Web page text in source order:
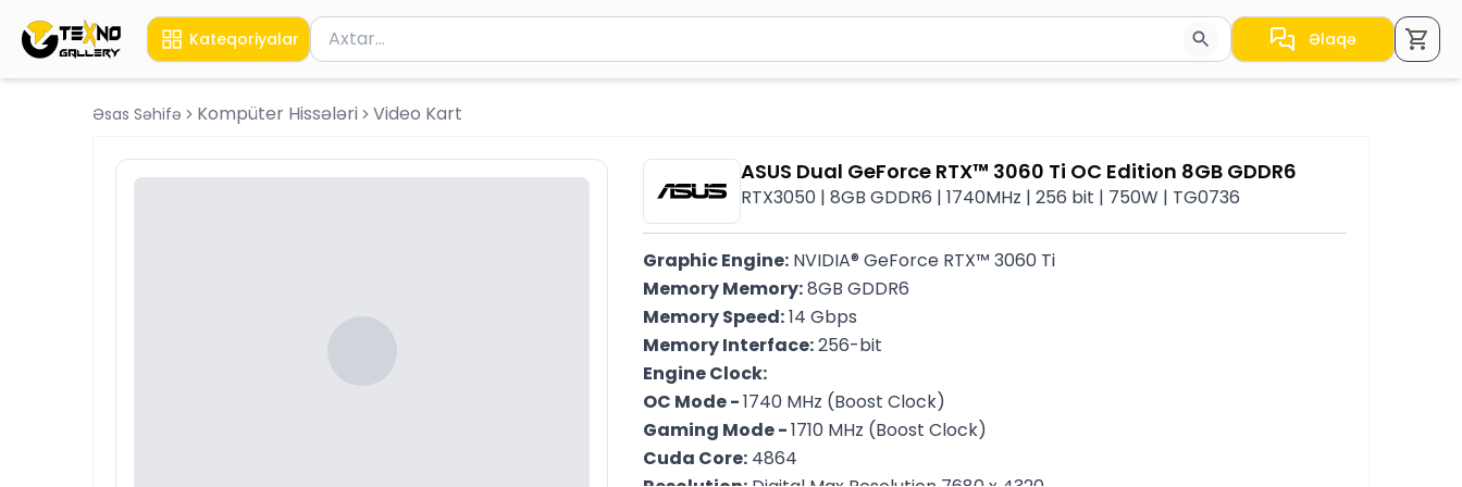
Kateqoriyalar Məhsul axtar
Axtarış üçün ən azı 2 simvol yazın. Göndərmək üçün Enter düyməsini basın və ya nəticələr arasında keçid etmək üçün ox
Əlaqə
Əsas Səhifə Kompüter Hissələri Video Kart
ASUS Dual GeForce RTX™ 3060 Ti OC Edition 8GB GDDR6
RTX3050 | 8GB GDDR6 | 1740MHz | 256 bit | 750W | TG0736
Graphic Engine: NVIDIA® GeForce RTX™ 3060 Ti
Memory Memory: 8GB GDDR6
Memory Speed: 14 Gbps
Memory Interface: 256-bit
Engine Clock:
OC Mode - 1740 MHz (Boost Clock)
Gaming Mode - 1710 MHz (Boost Clock)
Cuda Core: 4864